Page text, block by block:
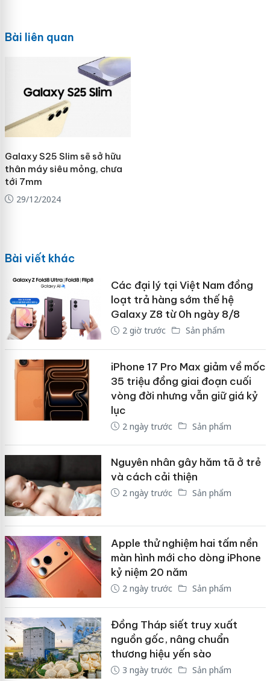
Bài liên quan
Galaxy S25 Slim sẽ sở hữu
thân máy siêu mỏng, chưa
tới 7mm
29/12/2024
Bài viết khác
Các đại lý tại Việt Nam đồng
loạt trả hàng sớm thế hệ
Galaxy Z8 từ 0h ngày 8/8
2 giờ trước Sản phẩm
iPhone 17 Pro Max giảm về mốc
35 triệu đồng giai đoạn cuối
vòng đời nhưng vẫn giữ giá kỷ
lục
2 ngày trước Sản phẩm
Nguyên nhân gây hăm tã ở trẻ
và cách cải thiện
2 ngày trước Sản phẩm
Apple thử nghiệm hai tấm nền
màn hình mới cho dòng iPhone
kỷ niệm 20 năm
2 ngày trước Sản phẩm
Đồng Tháp siết truy xuất
nguồn gốc, nâng chuẩn
thương hiệu yến sào
3 ngày trước Sản phẩm